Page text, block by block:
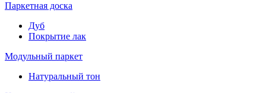
Паркетная доска
Дуб
Покрытие лак
Модульный паркет
Натуральный тон